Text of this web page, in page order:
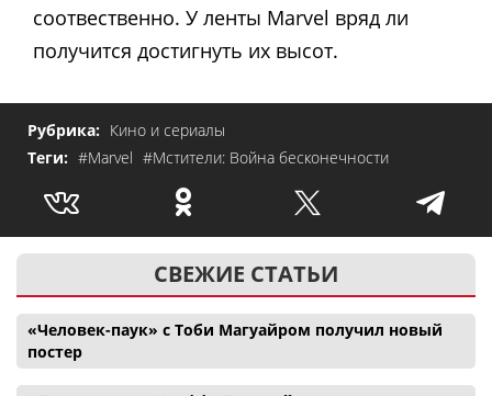
соотвественно. У ленты Marvel вряд ли
получится достигнуть их высот.
Рубрика: Кино и сериалы
Теги: #Marvel #Мстители: Война бесконечности
СВЕЖИЕ СТАТЬИ
«Человек-паук» с Тоби Магуайром получил новый
постер